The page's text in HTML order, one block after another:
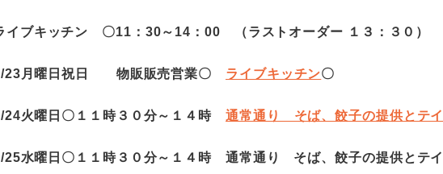
イブキッチン 〇11：30～14：00 （ラストオーダー １３：３０）
23月曜日祝日 物販販売営業〇 ライブキッチン〇
24火曜日〇１１時３０分～１４時 通常通り そば、餃子の提供とテイ
25水曜日〇１１時３０分～１４時 通常通り そば、餃子の提供とテ